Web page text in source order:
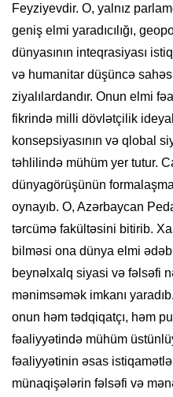
Feyziyevdir. O, yalnız
geniş elmi yaradıcılığı,
dünyasının inteqrasiyası
və humanitar düşüncə
ziyalılardandır. Onun elmi
fikrində milli dövlətçilik
konsepsiyasının və qlobal
təhlilində mühüm yer tutur.
dünyagörüşünün
oynayıb. O, Azərbaycan
tərcümə fakültəsini bitirib.
bilməsi ona dünya elmi
beynəlxalq siyasi və fəlsəfi
mənimsəmək imkanı
onun həm tədqiqatçı, həm
fəaliyyətində mühüm
fəaliyyətinin əsas
münaqişələrin fəlsəfi və